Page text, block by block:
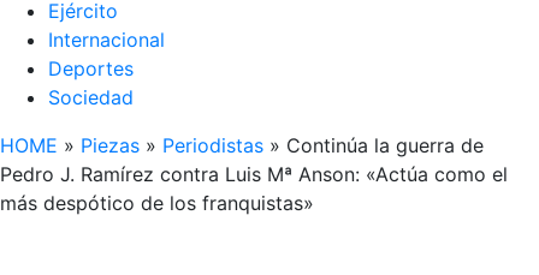
Ejército
Internacional
Deportes
Sociedad
HOME » Piezas » Periodistas » Continúa la guerra de
Pedro J. Ramírez contra Luis Mª Anson: «Actúa como el
más despótico de los franquistas»